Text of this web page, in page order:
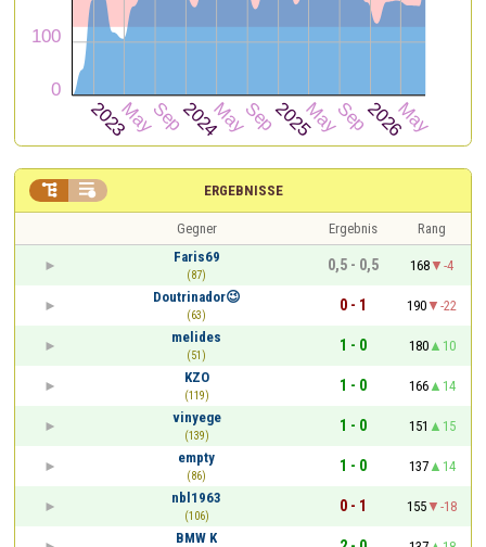
ERGEBNISSE
 
Gegner Ergebnis
Rang
Faris69
(87)
0,5 - 0,5 168
-4
Doutrinador😉
(63)
0 - 1 190
-22
melides
(51)
1 - 0 180
10
KZO
(119)
1 - 0 166
14
vinyege
(139)
1 - 0 151
15
empty
(86)
1 - 0 137
14
nbl1963
(106)
0 - 1 155
-18
BMW K